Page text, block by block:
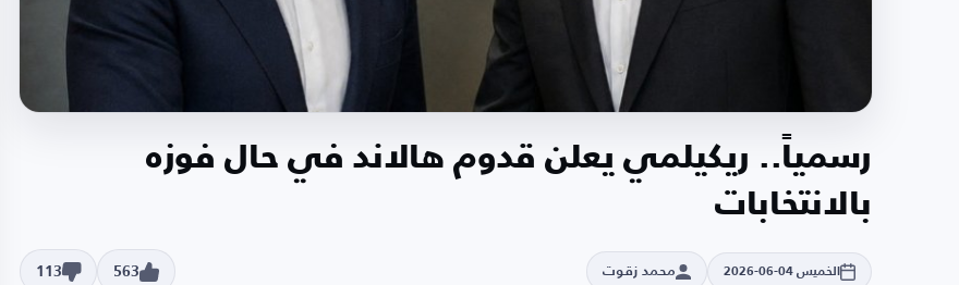
رسمياً.. ريكيلمي يعلن قدوم هالاند في حال فوزه
بالانتخابات
الخميس 04-06-2026 محمد زقوت 563
113